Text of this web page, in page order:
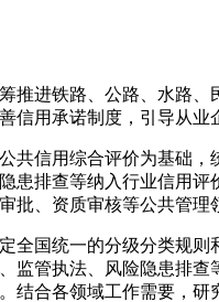
推进铁路、公路、水路
信用承诺制度，引导从
共信用综合评价为基础
患排查等纳入行业信用
批、资质审核等公共管
全国统一的分级分类规
监管执法、风险隐患排
结合各领域工作需要，